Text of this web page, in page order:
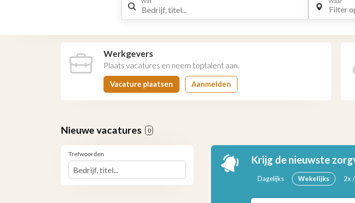
Filter
Werkgevers
Plaats vacatures en neem toptalent aan.
Vacature plaatsen Aanmelden
Nieuwe vacatures 0
Trefwoorden Krijg de nieuwste
Dagelijks Wekelijks 2x